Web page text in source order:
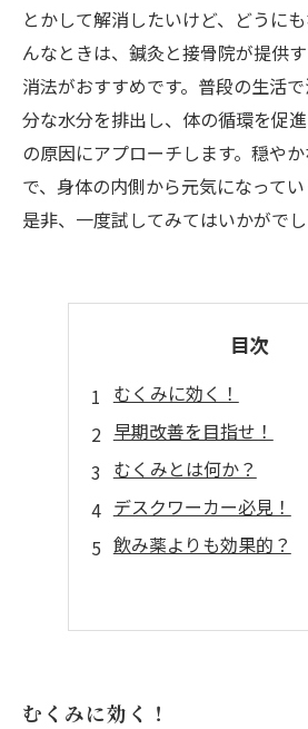
とかして解消したいけど、どうに
んなときは、鍼灸と接骨院が提供
消法がおすすめです。普段の生活
分な水分を排出し、体の循環を促
の原因にアプローチします。穏や
で、身体の内側から元気になってい
是非、一度試してみてはいかがでし
目次
むくみに効く！
早期改善を目指せ！
むくみとは何か？
デスクワーカー必見！
飲み薬よりも効果的？
むくみに効く！